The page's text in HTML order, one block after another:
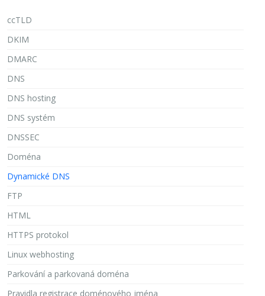
ccTLD
DKIM
DMARC
DNS
DNS hosting
DNS systém
DNSSEC
Doména
Dynamické DNS
FTP
HTML
HTTPS protokol
Linux webhosting
Parkování a parkovaná doména
Pravidla registrace doménového jména